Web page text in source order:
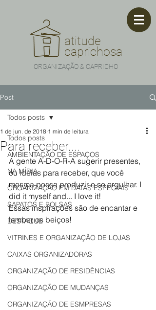
atitude
caprichosa
ORGANIZAÇÃO & CAPRICHO
Post
Todos posts
AMBIENTAÇÃO DE ESPAÇOS
NA MÍDIA
ORGANIZAÇÃO EM DATAS ESPECIAIS
SAPATOS E BOLSAS
DESTAQUE
VITRINES E ORGANIZAÇÃO DE LOJAS
CAIXAS ORGANIZADORAS
ORGANIZAÇÃO DE RESIDÊNCIAS
ORGANIZAÇÃO DE MUDANÇAS
ORGANIZAÇÃO DE ESMPRESAS
Todos posts
Para receber....
1 de jun. de 2018 1 min de leitura
A gente A-D-O-R-A sugerir presentes,
ou idéias para receber, que você
mesma possa produzir e se orgulhar. I
did it myself and... I love it!
Essas inspirações são de encantar e
lamber os beiços!